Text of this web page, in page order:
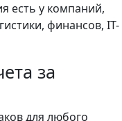
есть у компаний,
финансов, IT-
за
для любого